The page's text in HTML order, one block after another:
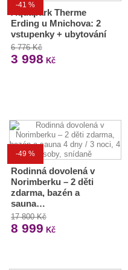
-41 %
Aquapark Therme
Erding u Mnichova: 2
vstupenky + ubytování
6 776 Kč
3 998 Kč
-49 %
Rodinná dovolená v
Norimberku – 2 děti
zdarma, bazén a
sauna…
17 800 Kč
8 999 Kč